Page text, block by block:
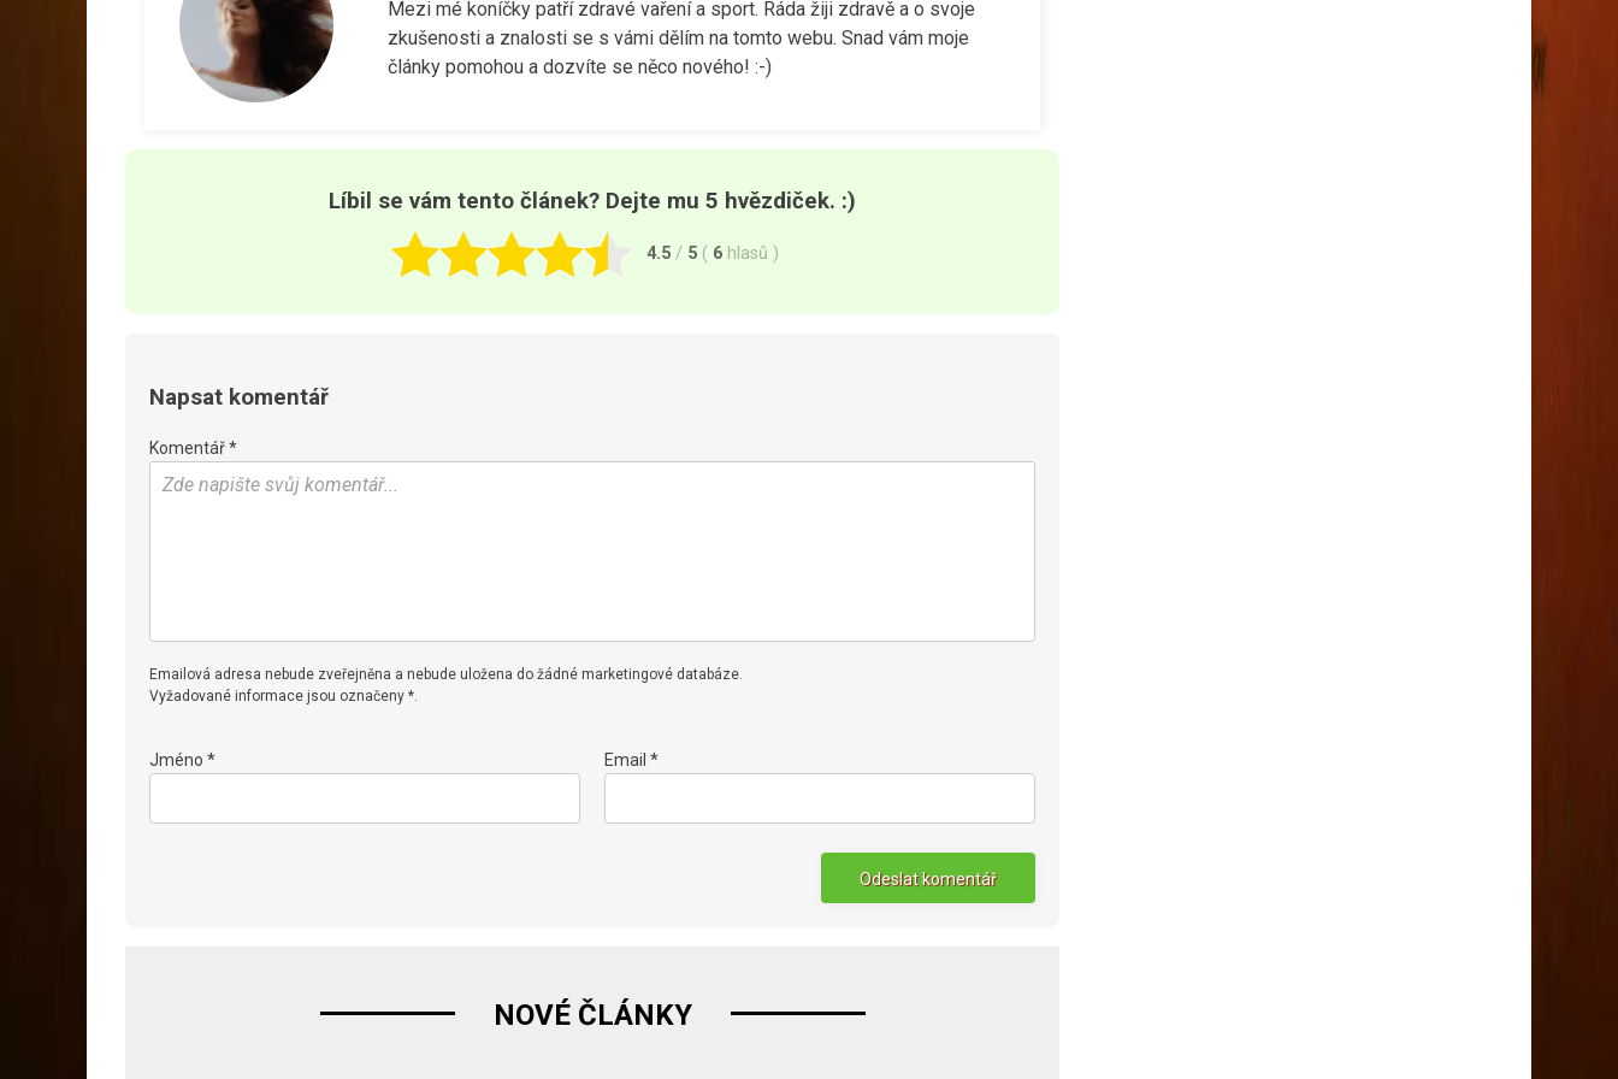
Mezi mé koníčky patří zdravé vaření a sport. Ráda žiji zdravě a o svoje
zkušenosti a znalosti se s vámi dělím na tomto webu. Snad vám moje
články pomohou a dozvíte se něco nového! :-)
Líbil se vám tento článek? Dejte mu 5 hvězdiček. :)
4.5 / 5 ( 6 hlasů )
Napsat komentář
Komentář *
Emailová adresa nebude zveřejněna a nebude uložena do žádné marketingové databáze.
Vyžadované informace jsou označeny *.
Jméno * Email *
NOVÉ ČLÁNKY